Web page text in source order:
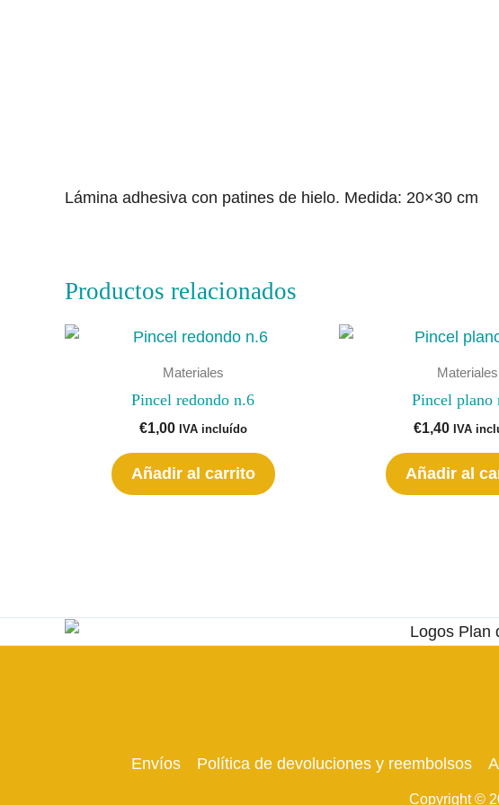
Lámina adhesiva con patines de hielo. Medida: 20×30 cm
Productos relacionados
Materiales
Pincel redondo n.6
€1,00 IVA incluído
Añadir al carrito
Materiales
Pincel plano
€1,40 IVA
Añadir al
Envíos Política de devoluciones y reembolsos
Copyright ©